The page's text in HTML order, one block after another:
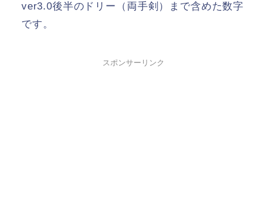
ver3.0後半のドリー（両手剣）まで含めた数字
です。
スポンサーリンク